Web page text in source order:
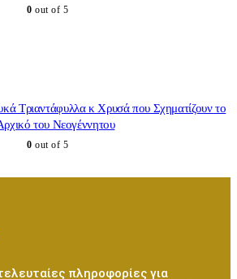
0 out of 5
Τριαντάφυλλα κ Χρυσά που Σχηματίζουν το
του Νεογέννητου
0 out of 5
πληροφορίες για